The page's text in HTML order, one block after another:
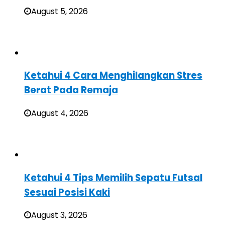
August 5, 2026
Ketahui 4 Cara Menghilangkan Stres
Berat Pada Remaja
August 4, 2026
Ketahui 4 Tips Memilih Sepatu Futsal
Sesuai Posisi Kaki
August 3, 2026